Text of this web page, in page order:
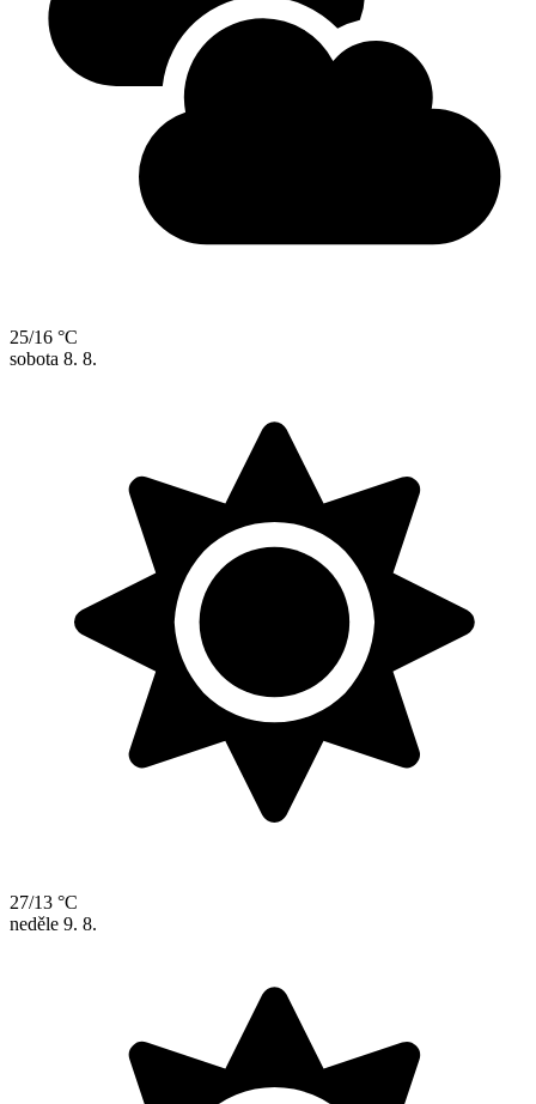
25/16 °C
sobota 8. 8.
27/13 °C
neděle 9. 8.